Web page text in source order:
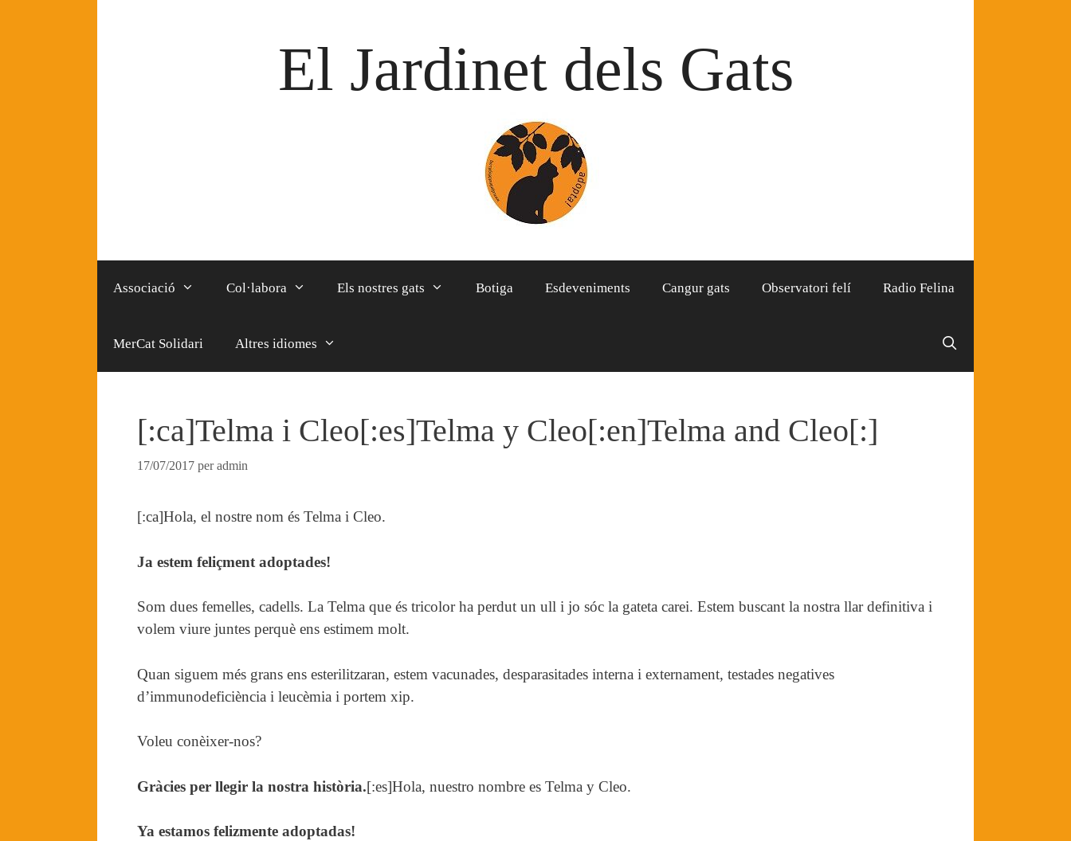
El Jardinet dels Gats
Associació Col·labora Els nostres gats Botiga Esdeveniments Cangur gats Observatori felí Radio Felina
MerCat Solidari Altres idiomes
[:ca]Telma i Cleo[:es]Telma y Cleo[:en]Telma and Cleo[:]
17/07/2017 peradmin
[:ca]Hola, el nostre nom és Telma i Cleo.
Ja estem feliçment adoptades!
Som dues femelles, cadells. La Telma que és tricolor ha perdut un ull i jo sóc la gateta carei. Estem buscant la nostra llar definitiva i
volem viure juntes perquè ens estimem molt.
Quan siguem més grans ens esterilitzaran, estem vacunades, desparasitades interna i externament, testades negatives
d’immunodeficiència i leucèmia i portem xip.
Voleu conèixer-nos?
Gràcies per llegir la nostra història.[:es]Hola, nuestro nombre es Telma y Cleo.
Ya estamos felizmente adoptadas!